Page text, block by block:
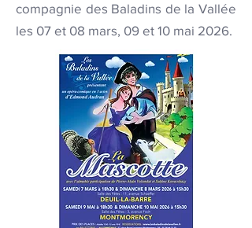
compagnie des Baladins de la Vallée
les 07 et 08 mars, 09 et 10 mai 2026.